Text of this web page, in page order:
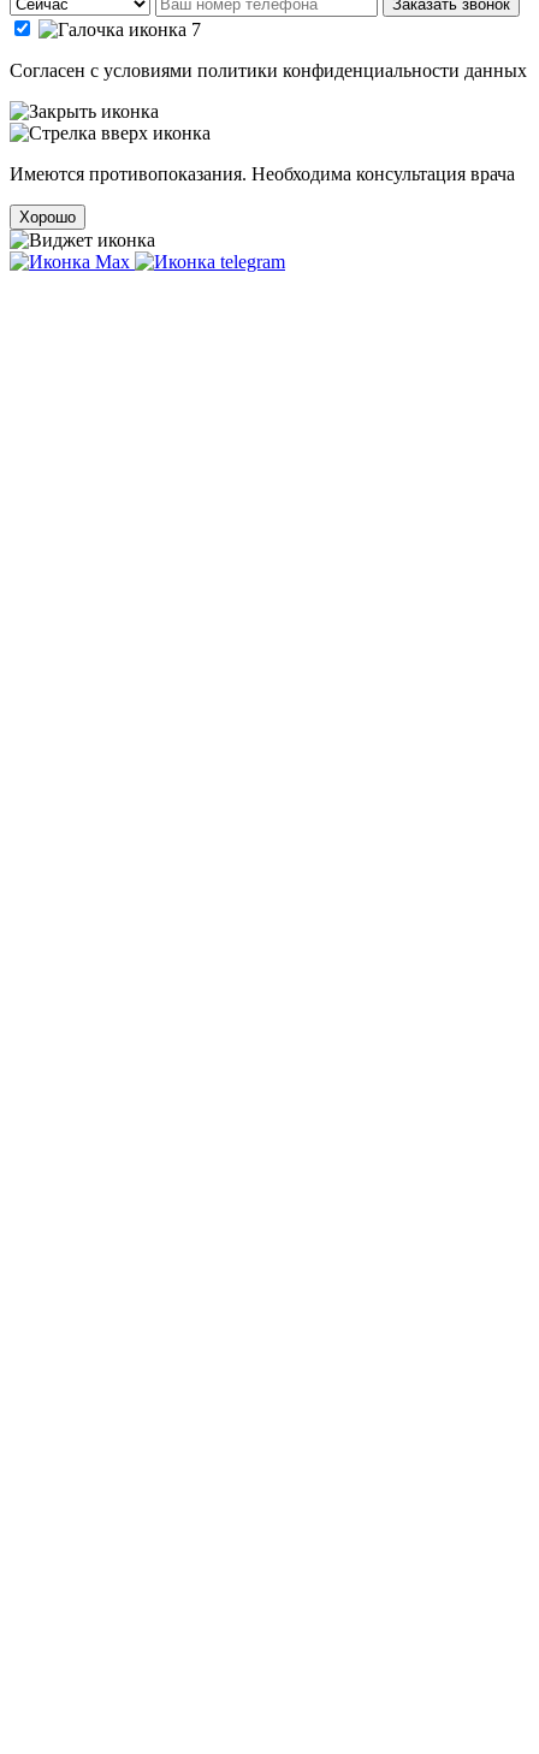
Заказать звонок
Cогласен с условиями политики конфиденциальности данных
Имеются противопоказания. Необходима консультация врача
Хорошо